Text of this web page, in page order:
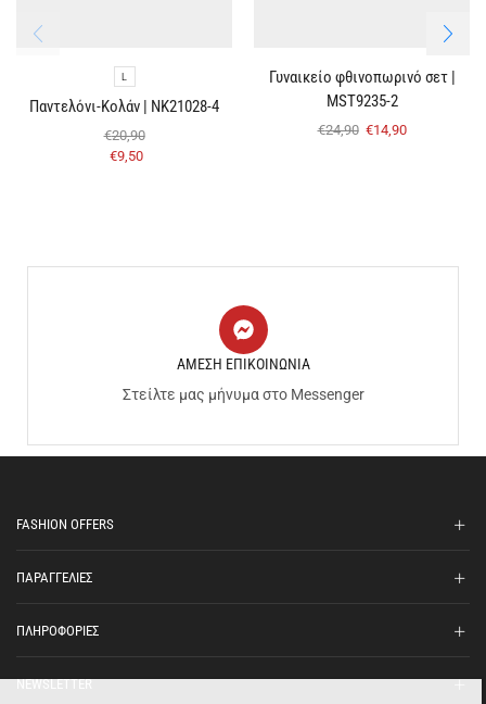
L
Παντελόνι-Κολάν | NK21028-4
€20,90
€9,50
Γυναικείο φθινοπωρινό σετ |
MST9235-2
€24,90 €14,90
ΑΜΕΣΗ ΕΠΙΚΟΙΝΩΝΙΑ
Στείλτε μας μήνυμα στο Messenger
FASHION OFFERS
ΠΑΡΑΓΓΕΛΙΕΣ
ΠΛΗΡΟΦΟΡΙΕΣ
NEWSLETTER